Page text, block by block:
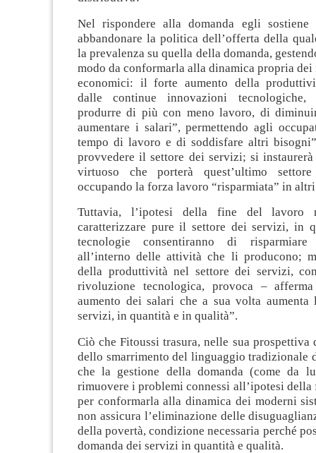
Nel rispondere alla domanda egli sostiene
abbandonare la politica dell’offerta della
la prevalenza su quella della domanda,
modo da conformarla alla dinamica propria
economici: il forte aumento della
dalle continue innovazioni tecnologiche,
produrre di più con meno lavoro, di
aumentare i salari”, permettendo agli
tempo di lavoro e di soddisfare altri
provvedere il settore dei servizi; si
virtuoso che porterà quest’ultimo
occupando la forza lavoro “risparmiata” in
Tuttavia, l’ipotesi della fine del lavoro
caratterizzare pure il settore dei servizi, in
tecnologie consentiranno di
all’interno delle attività che li producono;
della produttività nel settore dei servizi,
rivoluzione tecnologica, provoca –
aumento dei salari che a sua volta aumenta
servizi, in quantità e in qualità”.
Ciò che Fitoussi trasura, nelle sua
dello smarrimento del linguaggio tradizionale
che la gestione della domanda (come da
rimuovere i problemi connessi all’ipotesi
per conformarla alla dinamica dei moderni
non assicura l’eliminazione delle
della povertà, condizione necessaria perché
domanda dei servizi in quantità e qualità.